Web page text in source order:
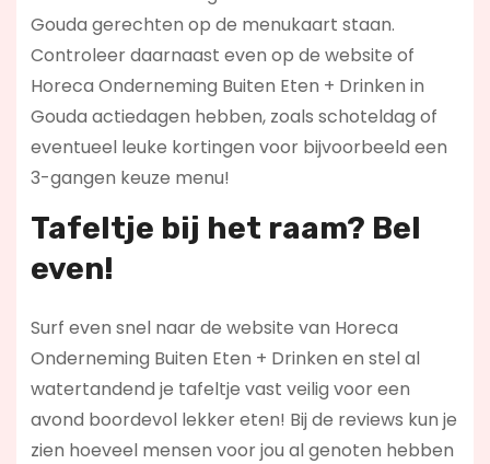
Gouda gerechten op de menukaart staan.
Controleer daarnaast even op de website of
Horeca Onderneming Buiten Eten + Drinken in
Gouda actiedagen hebben, zoals schoteldag of
eventueel leuke kortingen voor bijvoorbeeld een
3-gangen keuze menu!
Tafeltje bij het raam? Bel
even!
Surf even snel naar de website van Horeca
Onderneming Buiten Eten + Drinken en stel al
watertandend je tafeltje vast veilig voor een
avond boordevol lekker eten! Bij de reviews kun je
zien hoeveel mensen voor jou al genoten hebben